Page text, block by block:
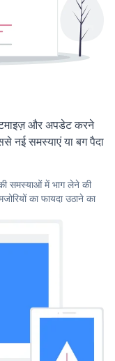
और अपडेट करने
समस्याएं या बग पैदा
समस्याओं में भाग लेने की
का फायदा उठाने का